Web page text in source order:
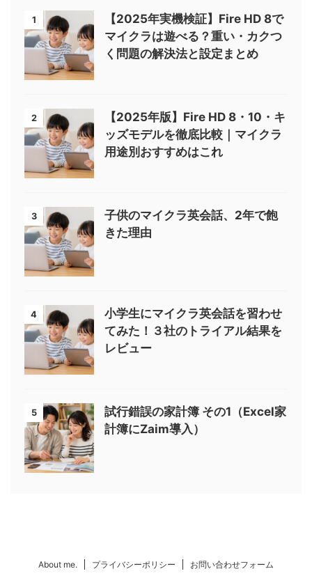
1
【2025年実機検証】Fire HD 8で
マイクラは遊べる？重い・カクつ
く問題の解決法と設定まとめ
2
【2025年版】Fire HD 8・10・キ
ッズモデルを徹底比較｜マイクラ
用途別おすすめはこれ
3
子供のマイクラ英会話、2年で飽
きた理由
4
小学生にマイクラ英会話を習わせ
てみた！３社のトライアル結果を
レビュー
5
試行錯誤の家計簿 その1（Excel家
計簿にZaim導入）
About me. プライバシーポリシー お問い合わせフォーム